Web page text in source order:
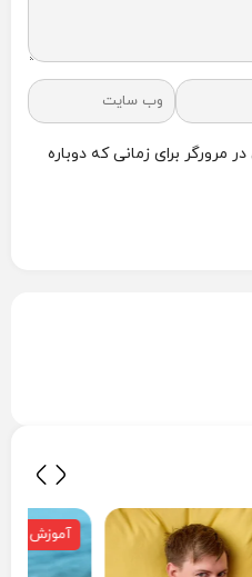
مرورگر برای زمانی که دوباره
آموزش